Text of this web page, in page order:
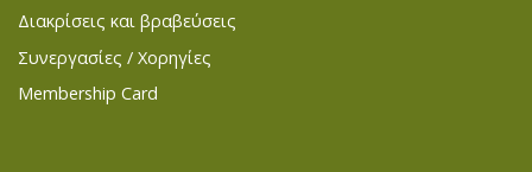
Διακρίσεις και βραβεύσεις
Συνεργασίες / Χορηγίες
Membership Card